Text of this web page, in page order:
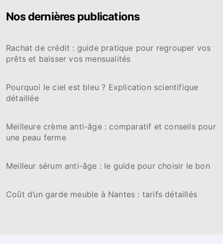
Nos dernières publications
Rachat de crédit : guide pratique pour regrouper vos
prêts et baisser vos mensualités
Pourquoi le ciel est bleu ? Explication scientifique
détaillée
Meilleure crème anti-âge : comparatif et conseils pour
une peau ferme
Meilleur sérum anti-âge : le guide pour choisir le bon
Coût d’un garde meuble à Nantes : tarifs détaillés